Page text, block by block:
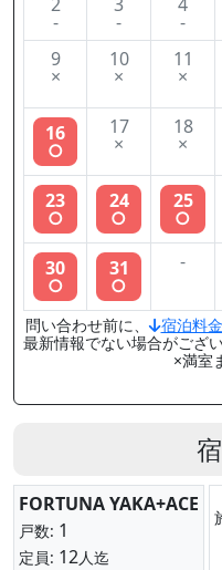
- - -
9
×
10
×
11
×
16
○
17
×
18
×
23
○
24
○
25
○
30
○
31
○
-
問い合わせ前に、 宿泊料金
最新情報でない場合がござ
×満室
FORTUNA YAKA+ACE
戸数: 1
定員: 12人迄